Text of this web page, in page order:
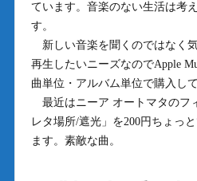
ています。音楽のない生活は考
す。
新しい音楽を聞くのではなく
再生したいニーズなのでApple
曲単位・アルバム単位で購入し
最近はニーア オートマタのフ
レタ場所/遮光」を200円ちょっ
ます。素敵な曲。